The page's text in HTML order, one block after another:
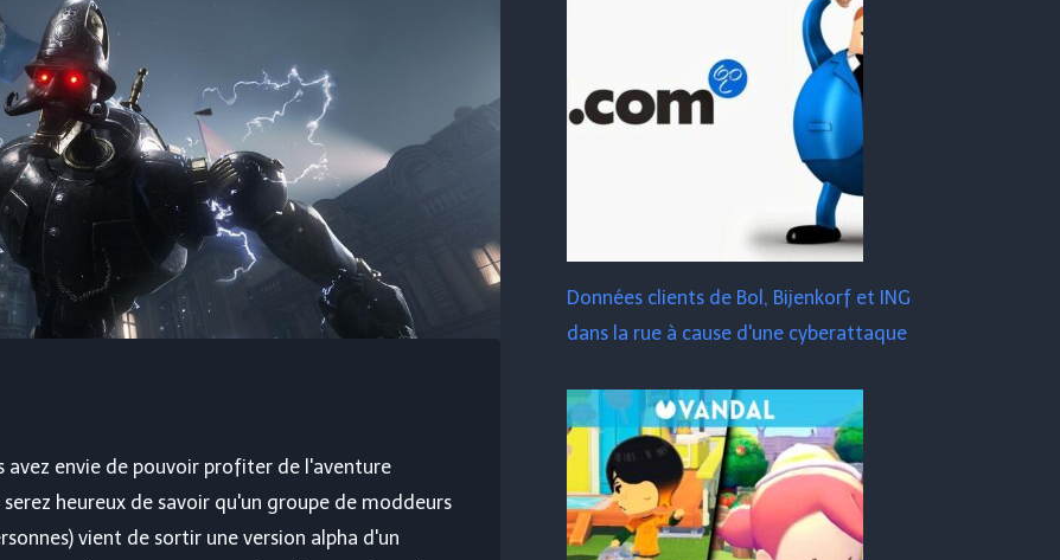
avez envie de pouvoir profiter de l'aventure
heureux de savoir qu'un groupe de moddeurs
vient de sortir une version alpha d'un
Données clients de Bol, Bijenkorf et ING
dans la rue à cause d'une cyberattaque